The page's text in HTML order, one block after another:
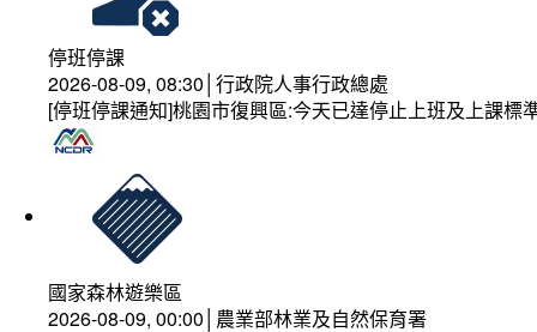
停班停課
2026-08-09, 08:30│行政院人事行政總處
[停班停課通知]桃園市復興區:今天已達停止上班及上課
國家森林遊樂區
2026-08-09, 00:00│農業部林業及自然保育署